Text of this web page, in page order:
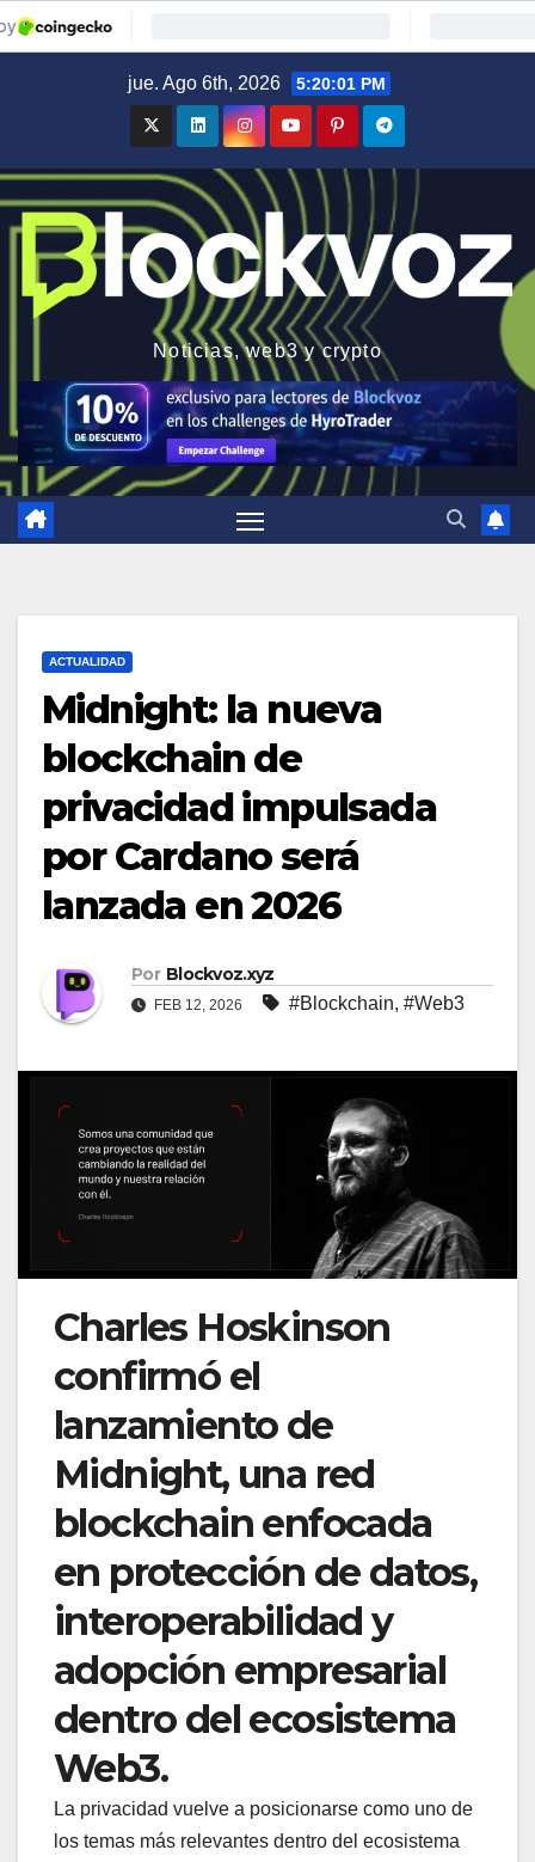
jue. Ago 6th, 2026 5:20:02 PM
Noticias, web3 y crypto
ACTUALIDAD
Midnight: la nueva
blockchain de
privacidad impulsada
por Cardano será
lanzada en 2026
Por Blockvoz.xyz
FEB 12, 2026 #Blockchain, #Web3
Charles Hoskinson
confirmó el
lanzamiento de
Midnight, una red
blockchain enfocada
en protección de datos,
interoperabilidad y
adopción empresarial
dentro del ecosistema
Web3.
La privacidad vuelve a posicionarse como uno de
los temas más relevantes dentro del ecosistema